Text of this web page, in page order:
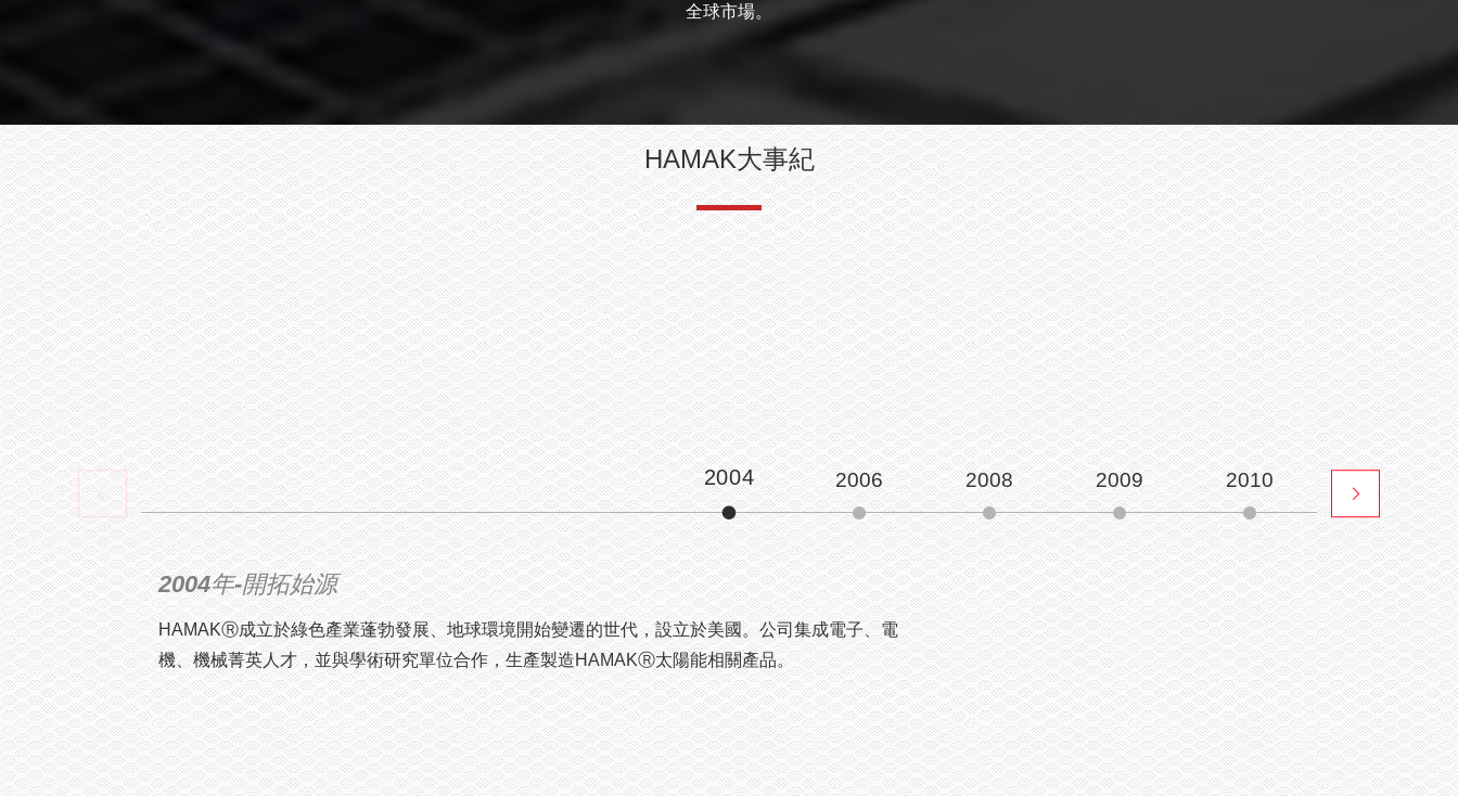
全球市場。
HAMAK大事紀
2004 2006 2008 2009 2010 2011
2004年-開拓始源
HAMAKⓇ成立於綠色產業蓬勃發展、地球環境開始變遷的世代，設立於美國。公司集成電子、電
機、機械菁英人才，並與學術研究單位合作，生產製造HAMAKⓇ太陽能相關產品。
2006年-台灣公司成立研發及製造中心
以台灣特有的製造能力與產業群聚特性，並因應各國市場需求，從設計到製造以太陽能光電的
BOS(Balance of system)商品供應全球市場。
2008年-榮獲金羿獎的特別貢獻獎
第一座「陽光社區」金羿獎
獨立系統-照明設備
防災型發電系統
2009年-榮獲金羿獎兩類優選第一名
國家最後一次金羿獎分別獲得偏遠離島防災類及住宅類之優選。
2010年
榮獲兩座金羿獎
獨立型系統-夜間捕蟲燈
開始承作「高瓦數發電廠」
2011年
取得台達電子變流器的台灣銷售權。
2012年
取得台達電子變流器通路權
外銷支架設備達10MW至日本
2014年
建置第一座1.6MW容量的發電廠
2015年
銷售並建立菲律賓市場通路。
2016年
開始銷售菲律賓市場，並建立當地通路
在布吉納法索完成第一個國外中型充電站
2017年
研發「馬達驅動器」，其適用於抽水灌溉、蓄水池/塔、水井抽水、魚塭打水、溫室排風等。BOS商
品拓至歐洲、北美市場。
2018年
取得中鋼變流器訂單，總量超過100MW
正式發表「光電馬達驅動器」， 並銷售全球
2019年
越南支架單案銷售15MW
2020年
成立菲律賓辦事處
2021年
新增電力儲能服務項目
2022年
成立創新能源應用事業群，擴充電動車充電樁服務項目
台灣5,000大型企業工程技術服務業排名第63名
2023年
成立越南辦事處
榮獲城市工程品質-綠能工程類金質獎
正式發表「海水淡化機」，並銷售全球
取得台達電子充電樁、儲能通路權
創立充電站品牌「Shark Parking ”蝦趴“。
2024年
首站充電站開幕-位於經貿園區
透過衣物捐贈，為Bohol送上溫暖的祝福!
2025年
聯手中華電信執行台電關連變電所2MW/3MWh儲能案，EPC統包工程順利完工。